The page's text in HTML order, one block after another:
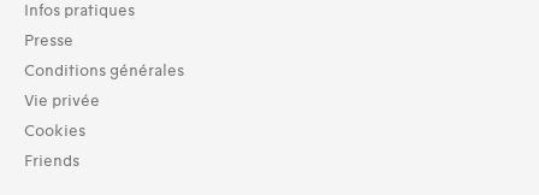
Typologies documents
Livres (49305)
Dossiers documentaires (6683)
Séries (activités) (747)
Exemplaires (124)
Photos (4521)
Infos pratiques
Presse
Conditions générales
Vie privée
Cookies
Friends